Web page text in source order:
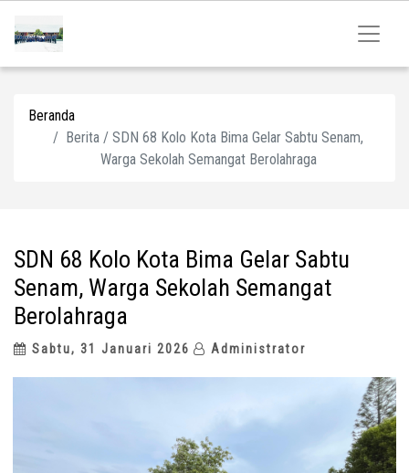
Beranda
Berita / SDN 68 Kolo Kota Bima Gelar Sabtu Senam,
Warga Sekolah Semangat Berolahraga
SDN 68 Kolo Kota Bima Gelar Sabtu
Senam, Warga Sekolah Semangat
Berolahraga
Sabtu, 31 Januari 2026 Administrator